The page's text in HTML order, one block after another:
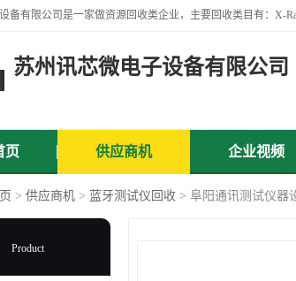
苏州讯芯微电子设备有限公司
页 供应商机 企业视频
> 供应商机 > 蓝牙测试仪回收 > 阜阳通讯测试仪器
Product